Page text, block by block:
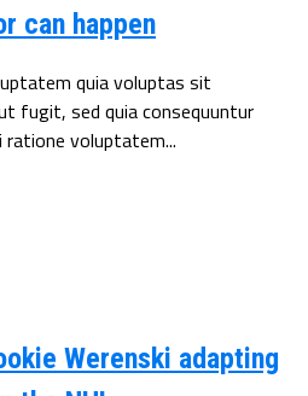
can happen
quia voluptas sit
fugit, sed quia consequuntur
ratione voluptatem...
Werenski adapting